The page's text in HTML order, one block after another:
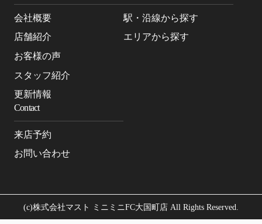
会社概要
店舗紹介
お客様の声
スタッフ紹介
更新情報
駅・沿線から探す
エリアから探す
Contact
来店予約
お問い合わせ
(c)株式会社マスト ミニミニFC大国町店 All Rights Reserved.